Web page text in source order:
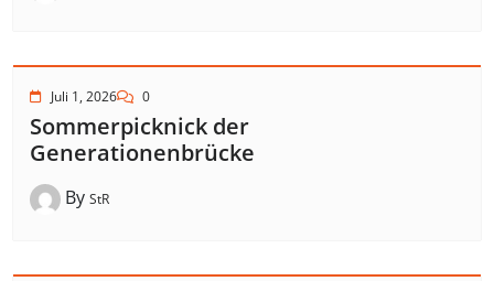
Juli 1, 2026 0
Sommerpicknick der
Generationenbrücke
By StR